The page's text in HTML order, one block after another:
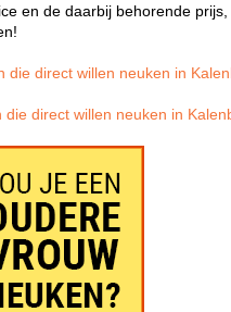
en de daarbij behorende
die direct willen neuken in
die direct willen neuken in